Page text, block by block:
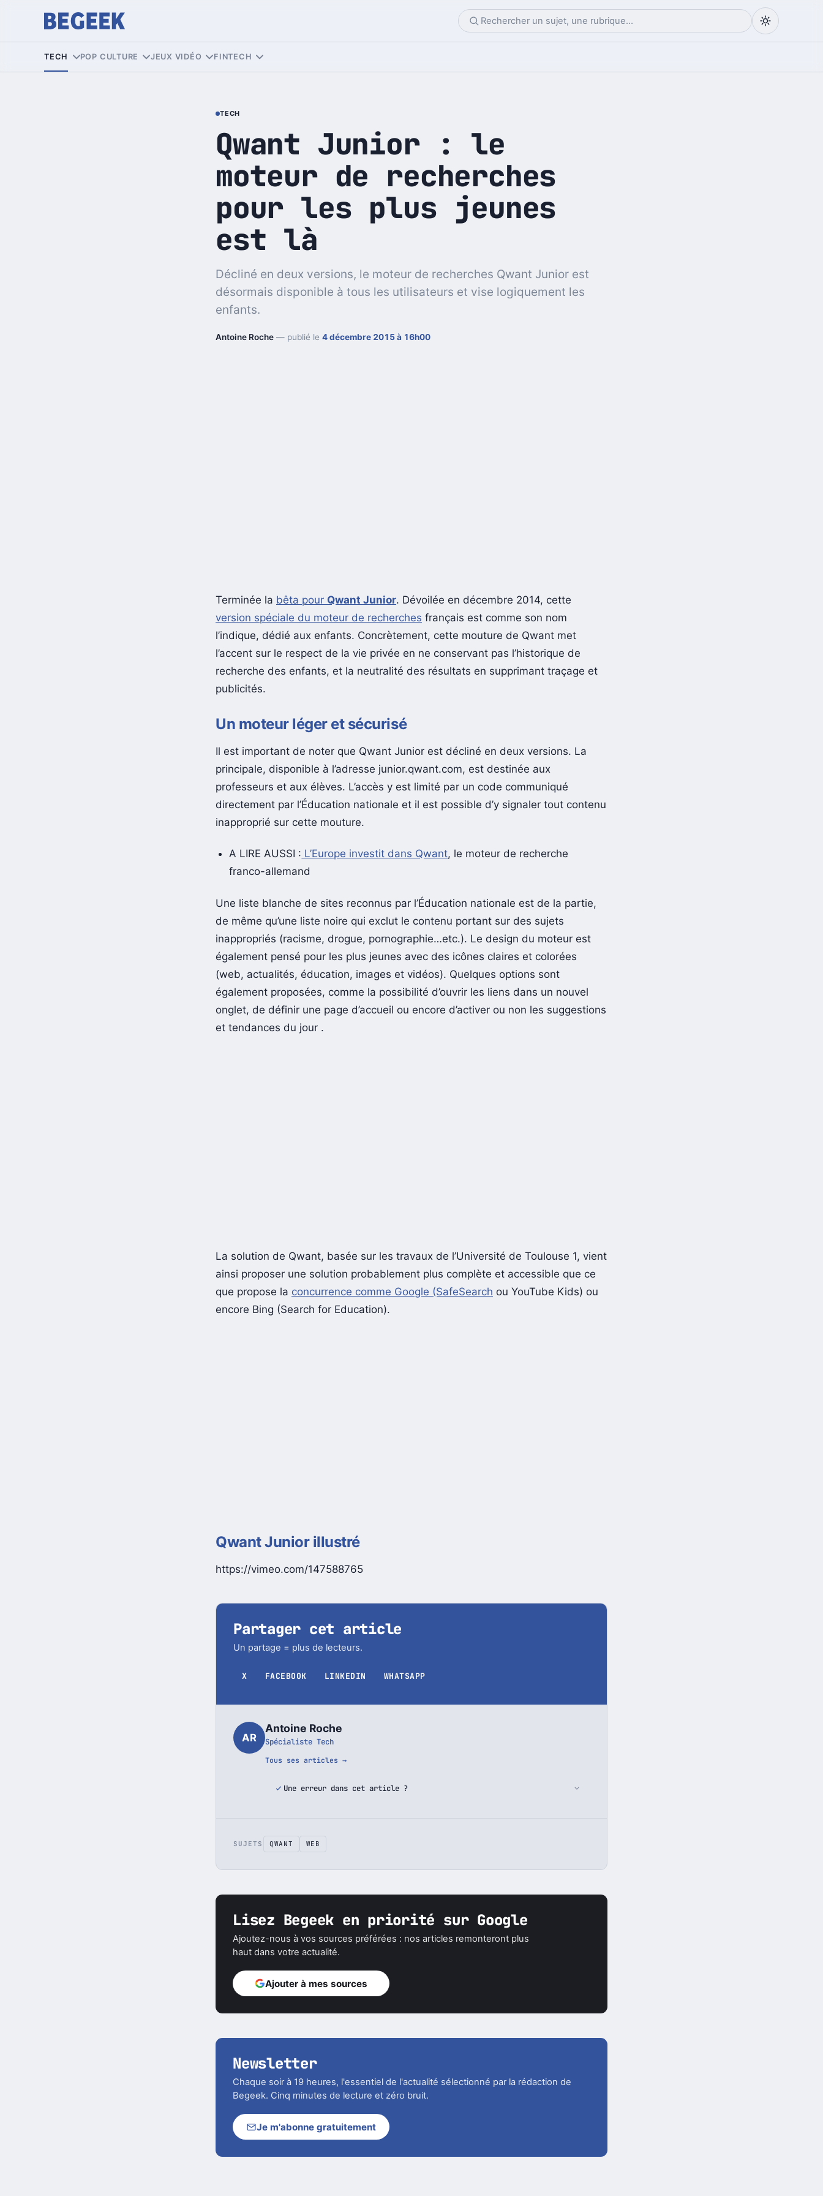
TECH POP CULTURE JEUX VIDÉO FINTECH
TECH
Qwant Junior : le
moteur de recherches
pour les plus jeunes
est là
Décliné en deux versions, le moteur de recherches Qwant Junior est
désormais disponible à tous les utilisateurs et vise logiquement les
enfants.
Antoine Roche — publié le 4 décembre 2015 à 16h00
Terminée la bêta pour Qwant Junior. Dévoilée en décembre 2014, cette
version spéciale du moteur de recherches français est comme son nom
l’indique, dédié aux enfants. Concrètement, cette mouture de Qwant met
l’accent sur le respect de la vie privée en ne conservant pas l’historique de
recherche des enfants, et la neutralité des résultats en supprimant traçage et
publicités.
Un moteur léger et sécurisé
Il est important de noter que Qwant Junior est décliné en deux versions. La
principale, disponible à l’adresse junior.qwant.com, est destinée aux
professeurs et aux élèves. L’accès y est limité par un code communiqué
directement par l’Éducation nationale et il est possible d’y signaler tout contenu
inapproprié sur cette mouture.
A LIRE AUSSI : L’Europe investit dans Qwant, le moteur de recherche
franco-allemand
Une liste blanche de sites reconnus par l’Éducation nationale est de la partie,
de même qu’une liste noire qui exclut le contenu portant sur des sujets
inappropriés (racisme, drogue, pornographie…etc.). Le design du moteur est
également pensé pour les plus jeunes avec des icônes claires et colorées
(web, actualités, éducation, images et vidéos). Quelques options sont
également proposées, comme la possibilité d’ouvrir les liens dans un nouvel
onglet, de définir une page d’accueil ou encore d’activer ou non les suggestions
et tendances du jour .
La solution de Qwant, basée sur les travaux de l’Université de Toulouse 1, vient
ainsi proposer une solution probablement plus complète et accessible que ce
que propose la
concurrence comme Google (SafeSearch
Qwant Junior illustré
Partager cet article
Un partage = plus de lecteurs.
Spécialiste Tech
Tous ses articles →
SUJETS QWANT WEB
Lisez Begeek en priorité sur Google
haut dans votre actualité.
Newsletter
Begeek. Cinq minutes de lecture et zéro bruit.